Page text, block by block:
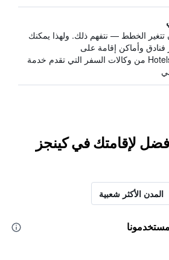
تتغير الخطط — نتفهم ذلك. ولهذا يمكنك
وأماكن إقامة على
HotelsCombined من وكالات السفر التي تقدم خدمة
لإقامتك في كينجز
المدن الأكثر شعبية